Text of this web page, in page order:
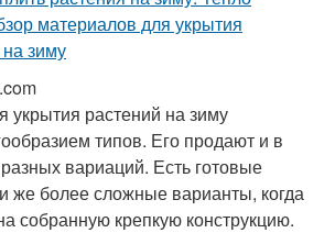
укрытия растений на зиму
типов. Его продают и в
вариаций. Есть готовые
же более сложные варианты, когда
собранную крепкую конструкцию.